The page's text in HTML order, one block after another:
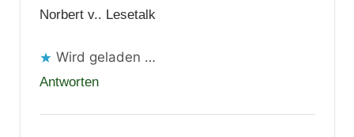
Norbert v.. Lesetalk
Wird geladen …
Antworten